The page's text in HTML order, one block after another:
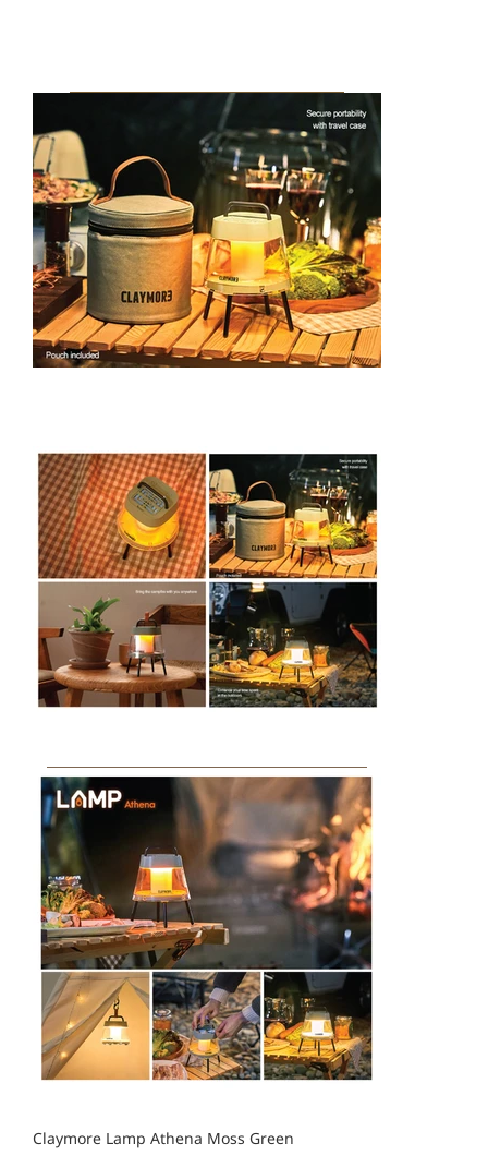
Claymore Lamp Athena Moss Green